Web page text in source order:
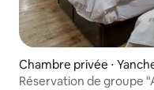
Chambre privée ⋅
Réservation de groupe